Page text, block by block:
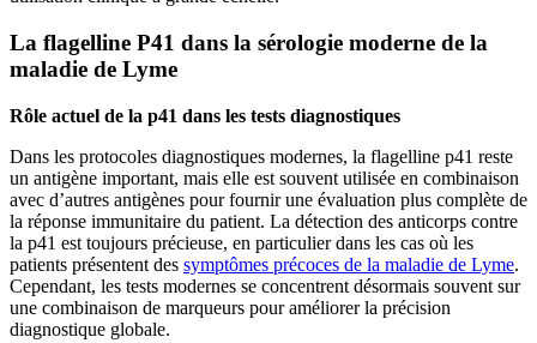
La flagelline P41 dans la sérologie moderne de la
maladie de Lyme
Rôle actuel de la p41 dans les tests diagnostiques
Dans les protocoles diagnostiques modernes, la flagelline p41 reste
un antigène important, mais elle est souvent utilisée en combinaison
avec d’autres antigènes pour fournir une évaluation plus complète de
la réponse immunitaire du patient. La détection des anticorps contre
la p41 est toujours précieuse, en particulier dans les cas où les
patients présentent des symptômes précoces de la maladie de Lyme.
Cependant, les tests modernes se concentrent désormais souvent sur
une combinaison de marqueurs pour améliorer la précision
diagnostique globale.